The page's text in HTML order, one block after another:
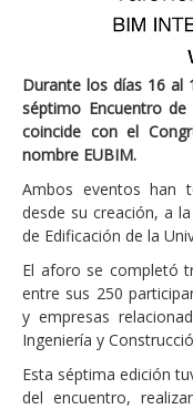
Durante los días 16 al
séptimo Encuentro
coincide con el
nombre EUBIM.
Ambos eventos han
desde su creación, a
de Edificación de la
El aforo se completó
entre sus 250
y empresas
Ingeniería y
Esta séptima edición
del encuentro,